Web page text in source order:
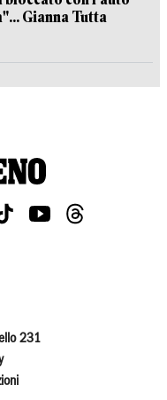
Gianna Tutta
231